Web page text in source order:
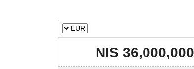
36,000,000 NIS